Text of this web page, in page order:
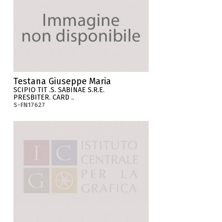
Testana Giuseppe Maria
SCIPIO TIT .S. SABINAE S.R.E.
PRESBITER. CARD ..
S-FN17627